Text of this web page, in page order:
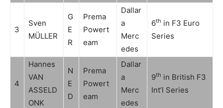
3
Sven
MÜLLER
G
E
R
Prema
Powert
eam
Dallar
a
Merc
edes
6th in F3 Euro
Series
4
Hannes
VAN
ASSELD
ONK
N
E
D
Prema
Powert
eam
Dallar
a
Merc
edes
9th in British F3
Int’l Series